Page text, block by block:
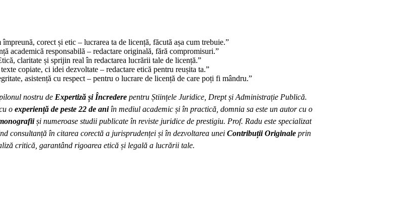
împreună, corect și etic – lucrarea ta de licență, făcută așa cum trebuie.”
academică responsabilă – redactare originală, fără compromisuri.”
claritate și sprijin real în redactarea lucrării tale de licență.”
copiate, ci idei dezvoltate – redactare etică pentru reușita ta.”
asistență cu respect – pentru o lucrare de licență de care poți fi mândru.”
nostru de Expertiză și Încrederepentru Științele Juridice, Drept și Administrație Publică.
o experiență de peste 22 de aniîn mediul academic și în practică, domnia sa este un autor cu o
și numeroase studii publicate în reviste juridice de prestigiu. Prof. Radu este specializat
consultanță în citarea corectă a jurisprudenței și în dezvoltarea unei Contribuții Originale prin
critică, garantând rigoarea etică și legală a lucrării tale.